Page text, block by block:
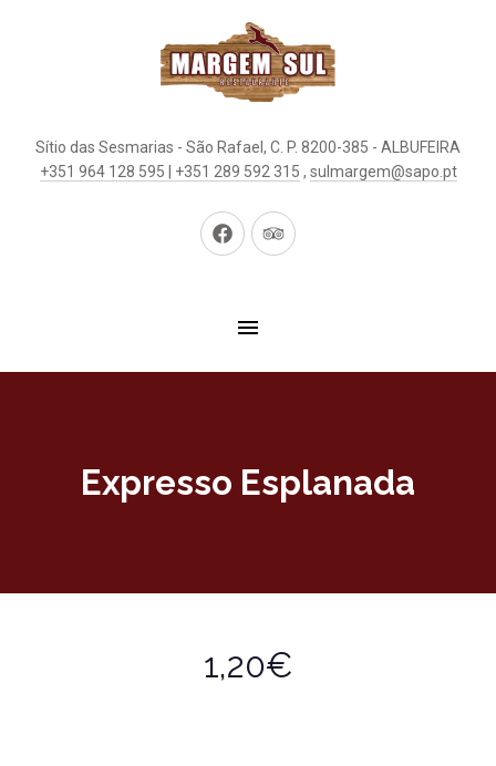
Sítio das Sesmarias - São Rafael, C. P. 8200-385 - ALBUFEIRA
+351 964 128 595 | +351 289 592 315 , sulmargem@sapo.pt
New
New
Expresso Esplanada
1,20€